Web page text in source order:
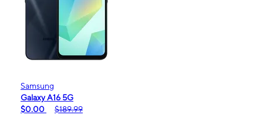
Samsung
Galaxy A16 5G
$0.00
$189.99